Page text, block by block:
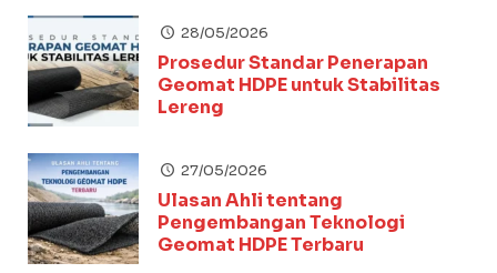
28/05/2026
Prosedur Standar Penerapan
Geomat HDPE untuk Stabilitas
Lereng
27/05/2026
Ulasan Ahli tentang
Pengembangan Teknologi
Geomat HDPE Terbaru